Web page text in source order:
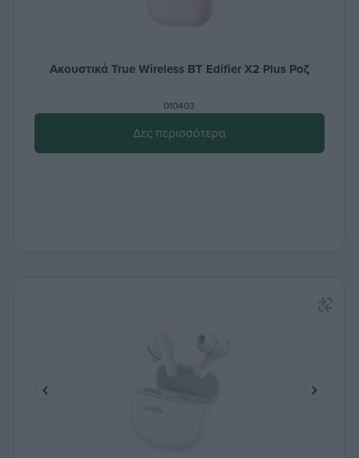
Ακουστικά True Wireless BT Edifier X2 Plus Ροζ
010403
Δες περισσότερα